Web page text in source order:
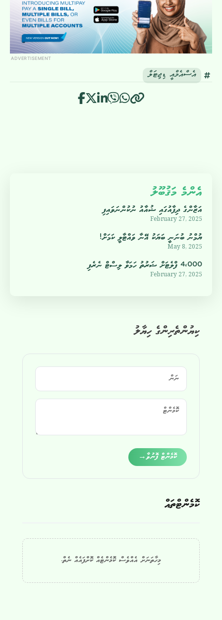
ADVERTISEMENT
އެސްއެމްއީ ޑިޖިޓަލް
ކިޔުންތެރިންގެ ހިޔާލު
ކޮމެންޓް ފޮނުވާ→
ކޮމެންޓްތައް
މިހާތަނަށް އެއްވެސް ކޮމެންޓެއް ކޮށްފައެއް ނެތް.
އެންމެ މަޤުބޫލު
އަޒާންގެ ދިފާއުގައި ޝުއާއު ނުކުންނަވައިފި
February 27, 2025
ޔުމްނު ބުނަނީ ބަޔަކު އޭނާ ވައްޓާލީ ކަމަށް!
May 8, 2025
4،000 ފްލެޓަށް ޝަރުތު ހަމަވާ ލިސްޓް ނެރެފި
February 27, 2025